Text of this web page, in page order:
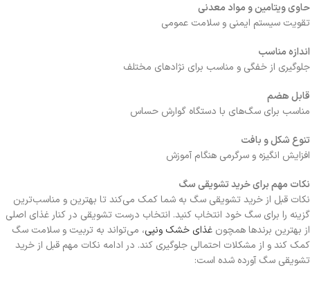
حاوی ویتامین و مواد معدنی
تقویت سیستم ایمنی و سلامت عمومی
اندازه مناسب
جلوگیری از خفگی و مناسب برای نژادهای مختلف
قابل هضم
مناسب برای سگ‌های با دستگاه گوارش حساس
تنوع شکل و بافت
افزایش انگیزه و سرگرمی هنگام آموزش
نکات مهم برای خرید تشویقی سگ
نکات قبل از خرید تشویقی سگ به شما کمک می‌کند تا بهترین و مناسب‌ترین
گزینه را برای سگ خود انتخاب کنید. انتخاب درست تشویقی در کنار غذای اصلی
از بهترین برندها همچون غذای خشک ونپی، می‌تواند به تربیت و سلامت سگ
کمک کند و از مشکلات احتمالی جلوگیری کند. در ادامه نکات مهم قبل از خرید
تشویقی سگ آورده شده است: